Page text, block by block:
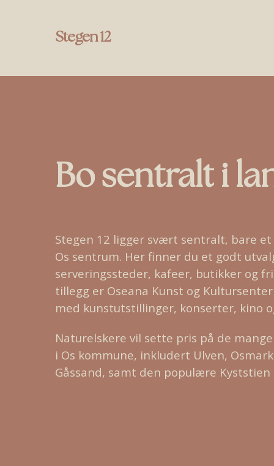
Stegen 12
Bo sentralt i
Stegen 12 ligger svært sentralt, bare
Os sentrum. Her finner du et godt
serveringssteder, kafeer, butikker og
tillegg er Oseana Kunst og
med kunstutstillinger, konserter, kino
Naturelskere vil sette pris på de
i Os kommune, inkludert Ulven,
Gåssand, samt den populære Kyststien